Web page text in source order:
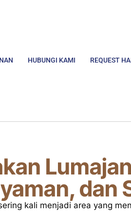
HUBUNGI KAMI REQUEST
dan
kali menjadi area yang